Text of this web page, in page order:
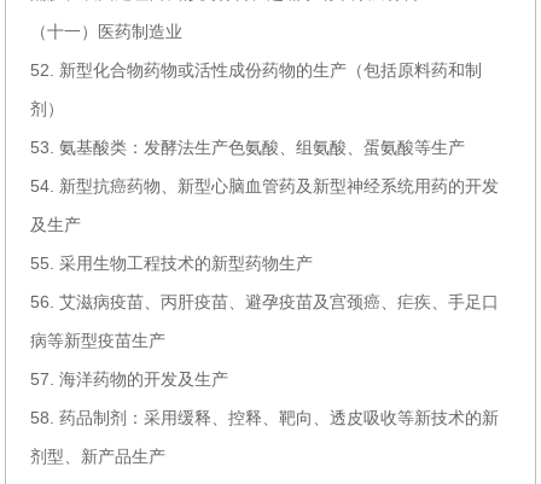
（十一）医药制造业
52. 新型化合物药物或活性成份药物的生产（包括原料药和制
剂）
53. 氨基酸类：发酵法生产色氨酸、组氨酸、蛋氨酸等生产
54. 新型抗癌药物、新型心脑血管药及新型神经系统用药的开发
及生产
55. 采用生物工程技术的新型药物生产
56. 艾滋病疫苗、丙肝疫苗、避孕疫苗及宫颈癌、疟疾、手足口
病等新型疫苗生产
57. 海洋药物的开发及生产
58. 药品制剂：采用缓释、控释、靶向、透皮吸收等新技术的新
剂型、新产品生产